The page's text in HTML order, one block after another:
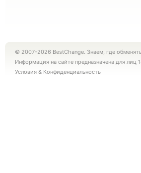
© 2007-2026 BestChange. Знаем, где
Информация на сайте предназначена для лиц
Условия & Конфиденциальность